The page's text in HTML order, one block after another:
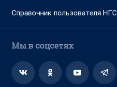
Справочник пользователя НГС
Мы в соцсетях